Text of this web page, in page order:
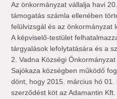
Az önkormányzat vállalja havi
támogatás számla ellenében
felülvizsgál és az önkormányzat
A képviselő-testület
tárgyalások lefolytatására és a
2. Vadna Községi
Sajókaza községben működő
dönt, hogy 2015. március hó
szerződést köt az Adamantin